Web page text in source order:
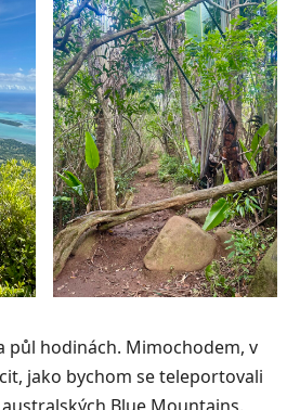
půl hodinách. Mimochodem, v
jako bychom se teleportovali